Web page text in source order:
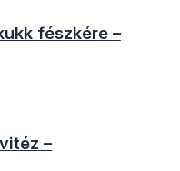
fészkére –
–